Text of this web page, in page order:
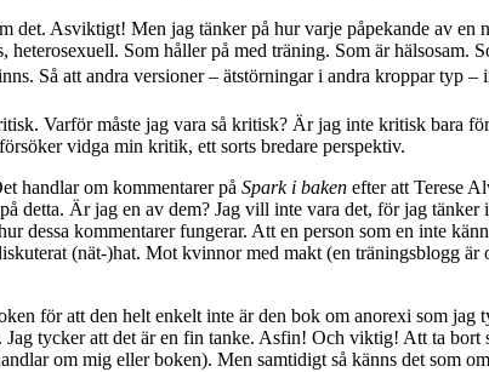
det. Asviktigt! Men jag tänker på hur varje påpekande av
Som håller på med träning. Som är hälsosam.
Så att andra versioner – ätstörningar i andra kroppar typ
Varför måste jag vara så kritisk? Är jag inte kritisk bara
vidga min kritik, ett sorts bredare perspektiv.
handlar om kommentarer på Spark i baken efter att Terese
detta. Är jag en av dem? Jag vill inte vara det, för jag
dessa kommentarer fungerar. Att en person som en inte
(nät-)hat. Mot kvinnor med makt (en träningsblogg
för att den helt enkelt inte är den bok om anorexi som
tycker att det är en fin tanke. Asfin! Och viktig! Att ta
om mig eller boken). Men samtidigt så känns det som